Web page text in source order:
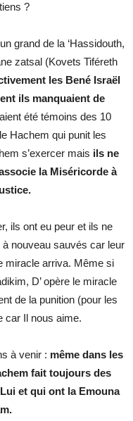
?
grand de la ‘Hassidouth,
zatsal (Kovets Tiféreth
les Bené Israël
ils manquaient de
été témoins des 10
Hachem qui punit les
s’exercer mais ils ne
la Miséricorde à
ils ont eu peur et ils ne
à nouveau sauvés car leur
miracle arriva. Même si
D’ opère le miracle
de la punition (pour les
car Il nous aime.
à venir : même dans les
fait toujours des
et qui ont la Emouna